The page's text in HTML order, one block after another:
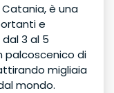
è una
e
3 al 5
palcoscenico di
migliaia
mondo.